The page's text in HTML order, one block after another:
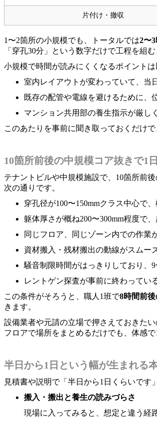
片付け・撤収
1〜2箇所の小規模でも、トータルでは2〜
「穿孔30分」という数字だけで工程を組
小規模で時間が読みにくくなるポイントは
室内レイアウトが変わっていて、当
既存の配管や電線を避けるために、
マンション共用部の養生指示が厳し
このあたりを事前に聞き取っておくだけ
10箇所前後の中規模コア抜きで1
テナントビルや中規模施設で、10箇所前
次の通りです。
穿孔径が100〜150mmクラス中心で
躯体厚さが概ね200〜300mm程度で
同じフロア、同じゾーン内での作業
資材搬入・残材搬出の動線がスムー
騒音制限時間がはっきりしており、
レントゲン探査が事前に終わってい
この条件がそろうと、職人1班で8時間前
きます。
設備業者や元請の立場で押さえておきた
フロアで場所をまとめるだけでも、体感で
半日から1日という幅が生まれる
見積書や説明で「半日から1日くらいです
搬入・搬出と養生の読みづらさ
現場に入ってみると、想定と違う経